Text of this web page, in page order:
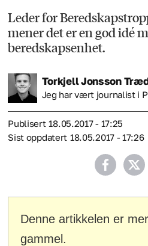
Leder for
mener det er en god idé
beredskapsenhet.
TorkjellJonsson
Jeg har vært journalist i
Publisert
18.05.2017 - 17:25
Sist oppdatert
18.05.2017 - 17:26
Denne artikkelen er
gammel.